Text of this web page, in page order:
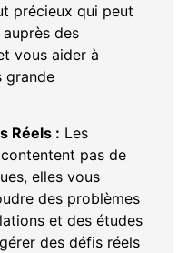
précieux qui peut
des
vous aider à
grande
Réels : Les
pas de
elles vous
des problèmes
et des études
des défis réels